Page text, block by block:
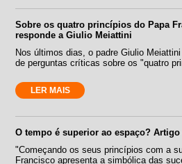
Sobre os quatro princípios do Papa
responde a Giulio Meiattini
Nos últimos dias, o padre Giulio
de perguntas críticas sobre os "quatro
LER MAIS
O tempo é superior ao espaço?
"Começando os seus princípios com a
Francisco apresenta a simbólica das